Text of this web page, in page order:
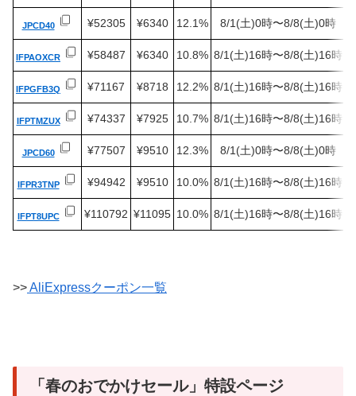
JPCD40 ¥52305 ¥6340 12.1% 8/1(土)0時〜8/8(土)0時
IFPAOXCR ¥58487 ¥6340 10.8% 8/1(土)16時〜8/8(土)16時
IFPGFB3Q ¥71167 ¥8718 12.2% 8/1(土)16時〜8/8(土)16時
IFPTMZUX ¥74337 ¥7925 10.7% 8/1(土)16時〜8/8(土)16時
JPCD60 ¥77507 ¥9510 12.3% 8/1(土)0時〜8/8(土)0時
IFPR3TNP ¥94942 ¥9510 10.0% 8/1(土)16時〜8/8(土)16時
IFPT8UPC ¥110792 ¥11095 10.0% 8/1(土)16時〜8/8(土)16時
>>AliExpressクーポン一覧
「春のおでかけセール」特設ページ